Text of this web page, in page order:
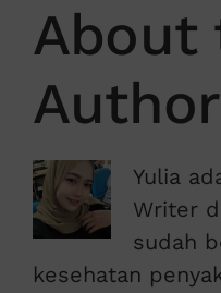
About
Yulia
Writer
sudah
kesehatan